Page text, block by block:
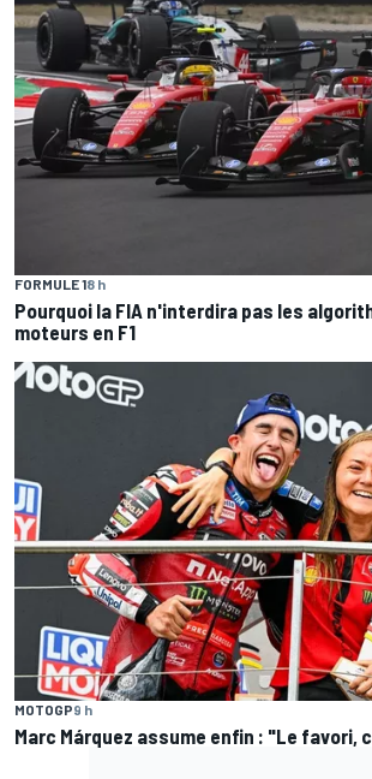
FORMULE 18 h
Pourquoi la FIA n'interdira pas les
moteurs en F1
MOTOGP9 h
Marc Márquez assume enfin : "Le favori,